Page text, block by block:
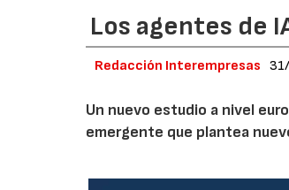
Los agentes de
Redacción Interempresas
Un nuevo estudio a nivel
emergente que plantea